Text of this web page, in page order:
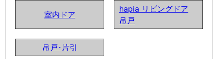
室内ドア
hapia リビングドア
吊戸
吊戸･片引